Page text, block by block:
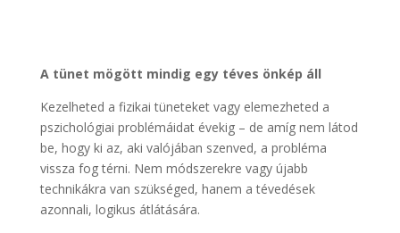
A tünet mögött mindig egy téves önkép áll
Kezelheted a fizikai tüneteket vagy elemezheted a
pszichológiai problémáidat évekig – de amíg nem látod
be, hogy ki az, aki valójában szenved, a probléma
vissza fog térni. Nem módszerekre vagy újabb
technikákra van szükséged, hanem a tévedések
azonnali, logikus átlátására.